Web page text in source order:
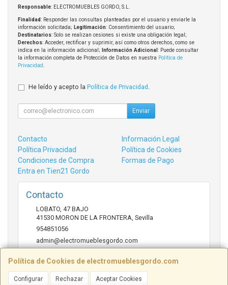
Política de Cookies de electromueblesgordo.com
Configurar Rechazar Aceptar Cookies
Responsable: ELECTROMUEBLES GORDO, S.L.
Finalidad: Responder las consultas planteadas por el usuario y enviarle la
información solicitada; Legitimación: Consentimiento del usuario;
Destinatarios: Solo se realizan cesiones si existe una obligación legal;
Derechos: Acceder, rectificar y suprimir, así como otros derechos, como se
indica en la información adicional;
Información Adicional : Puede consultar
la información completa de Protección de Datos en nuestra Política de
Privacidad
He leído y acepto la Política de Privacidad
Enviar
Contacto
Información Legal
Política Privacidad
Política de Cookies
Condiciones de Compra
Formas de Pago
Entra en Tien21 Gordo
Contacto
LOBATO, 47 BAJO
41530 MORON DE LA FRONTERA Sevilla
954851056
admin@electromueblesgordo.com
Horario